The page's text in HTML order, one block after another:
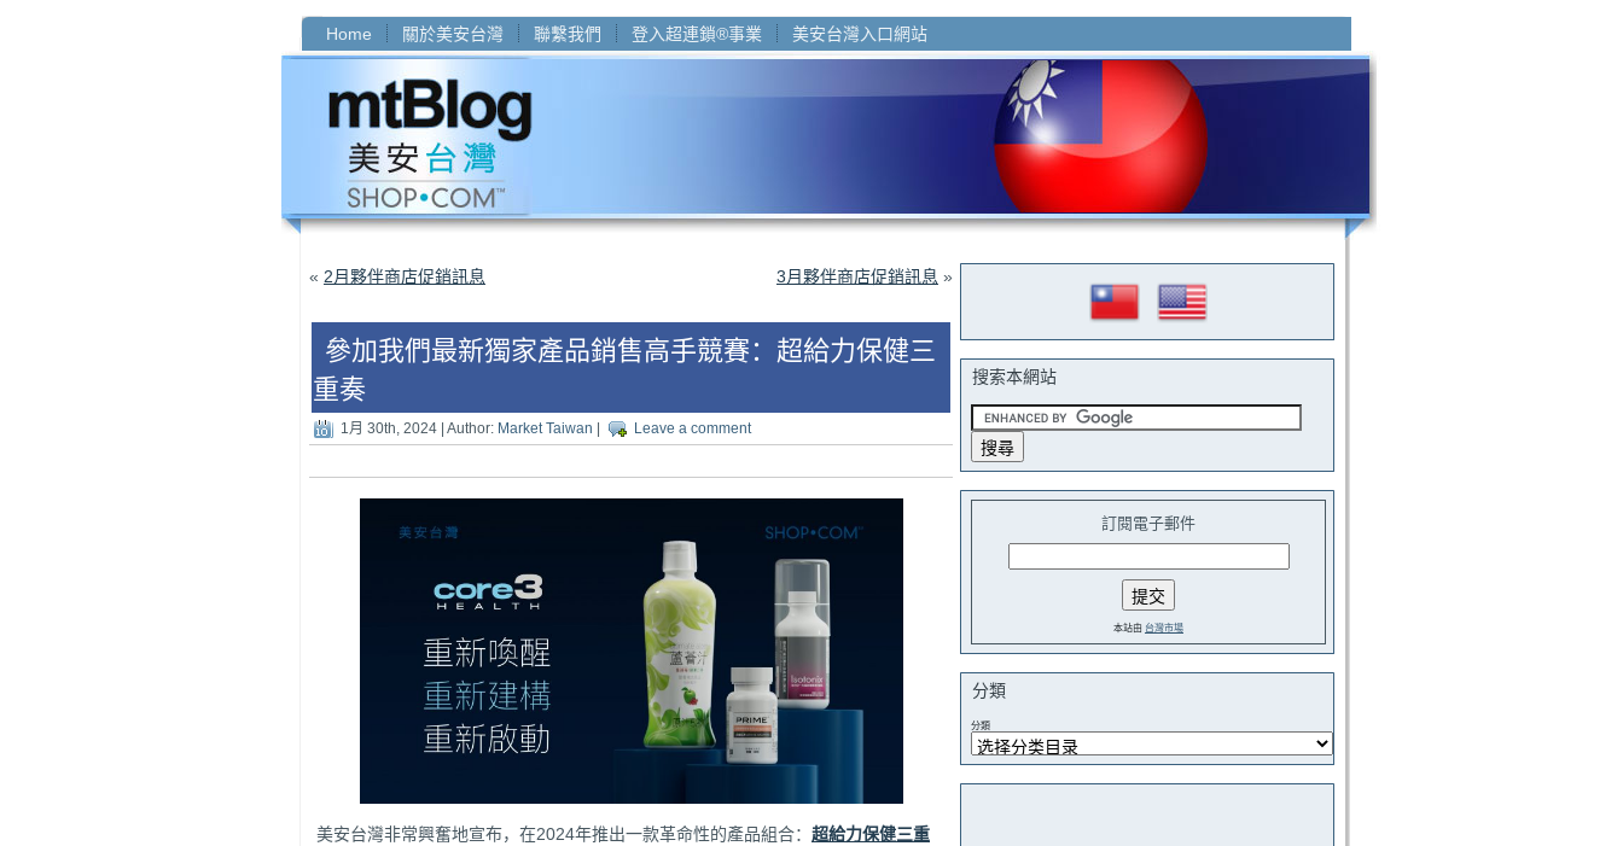
Home 關於美安台灣 聯繫我們 登入超連鎖®事業 美安台灣入口網站
« 2月夥伴商店促銷訊息 3月夥伴商店促銷訊息 »
參加我們最新獨家產品銷售高手競賽：超給力保健三
重奏
1月 30th, 2024 | Author: Market Taiwan Leave a comment
美安台灣非常興奮地宣布，在2024年推出一款革命性的產品組合： 超給力保健三重
搜索本網站
訂閱電子郵件
本站由 台灣市場
分類
分類